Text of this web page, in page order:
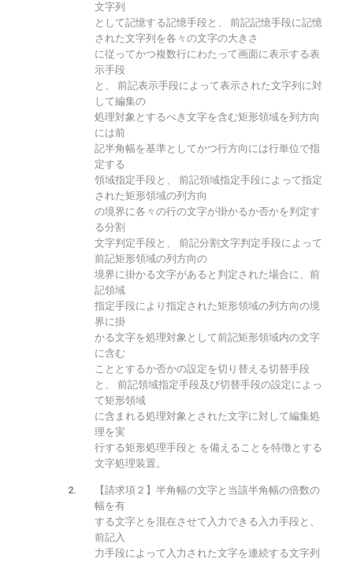
文字列
として記憶する記憶手段と、 前記記憶手段に記憶
された文字列を各々の文字の大きさ
に従ってかつ複数行にわたって画面に表示する表
示手段
と、 前記表示手段によって表示された文字列に対
して編集の
処理対象とするべき文字を含む矩形領域を列方向
には前
記半角幅を基準としてかつ行方向には行単位で指
定する
領域指定手段と、 前記領域指定手段によって指定
された矩形領域の列方向
の境界に各々の行の文字が掛かるか否かを判定す
る分割
文字判定手段と、 前記分割文字判定手段によって
前記矩形領域の列方向の
境界に掛かる文字があると判定された場合に、前
記領域
指定手段により指定された矩形領域の列方向の境
界に掛
かる文字を処理対象として前記矩形領域内の文字
に含む
こととするか否かの設定を切り替える切替手段
と、 前記領域指定手段及び切替手段の設定によっ
て矩形領域
に含まれる処理対象とされた文字に対して編集処
理を実
行する矩形処理手段と を備えることを特徴とする
文字処理装置。
【請求項２】半角幅の文字と当該半角幅の倍数の
幅を有
する文字とを混在させて入力できる入力手段と、
前記入
力手段によって入力された文字を連続する文字列